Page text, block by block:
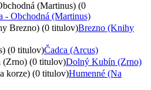
(Martinus) (0
- Obchodná (Martinus)
Brezno) (0 titulov)Brezno (Knihy
(0 titulov)Čadca (Arcus)
(0 titulov)Dolný Kubín (Zrno)
korze) (0 titulov)Humenné (Na